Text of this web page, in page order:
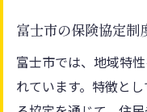
富士市の保険協定制
富士市では、地域特
れています。特徴と